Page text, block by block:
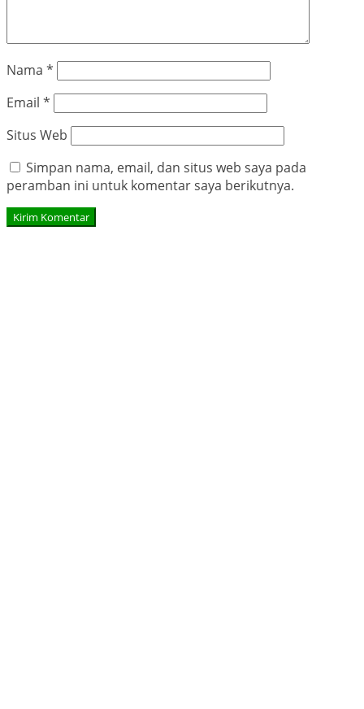
Nama *
Email *
Situs Web
Simpan nama, email, dan situs web saya pada
peramban ini untuk komentar saya berikutnya.